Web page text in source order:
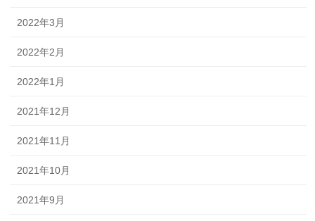
2022年3月
2022年2月
2022年1月
2021年12月
2021年11月
2021年10月
2021年9月